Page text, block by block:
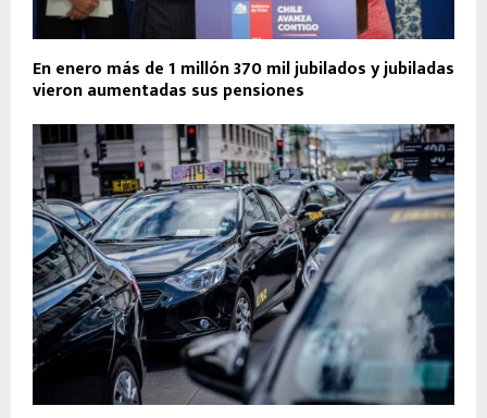
En enero más de 1 millón 370 mil jubilados y jubiladas
vieron aumentadas sus pensiones